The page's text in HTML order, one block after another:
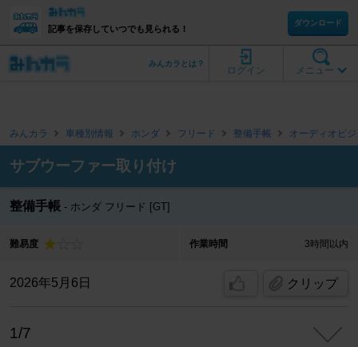
記事を保存していつでも見られる！
ダウンロード
メニュー
ログイン
みんカラとは？
みんカラ 車種別情報 ホンダ フリード 整備手帳 オーディオビ
サブウーファー取り付け
整備手帳 ホンダ フリード [GT]
難易度 作業時間 3時間以内
2026年5月6日 クリップ
1/7